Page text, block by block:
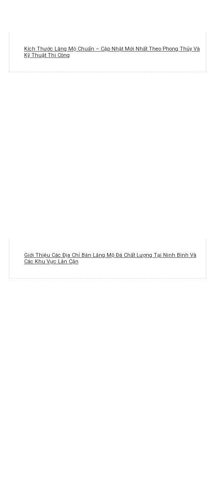
Kích Thước Lăng Mộ Chuẩn – Cập Nhật Mới Nhất Theo Phong Thủy Và
Kỹ Thuật Thi Công
Giới Thiệu Các Địa Chỉ Bán Lăng Mộ Đá Chất Lượng Tại Ninh Bình Và
Các Khu Vực Lân Cận